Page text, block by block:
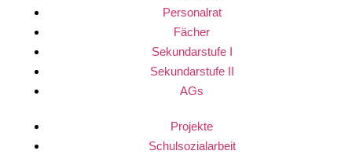
Personalrat
Fächer
Sekundarstufe I
Sekundarstufe II
AGs
Projekte
Schulsozialarbeit